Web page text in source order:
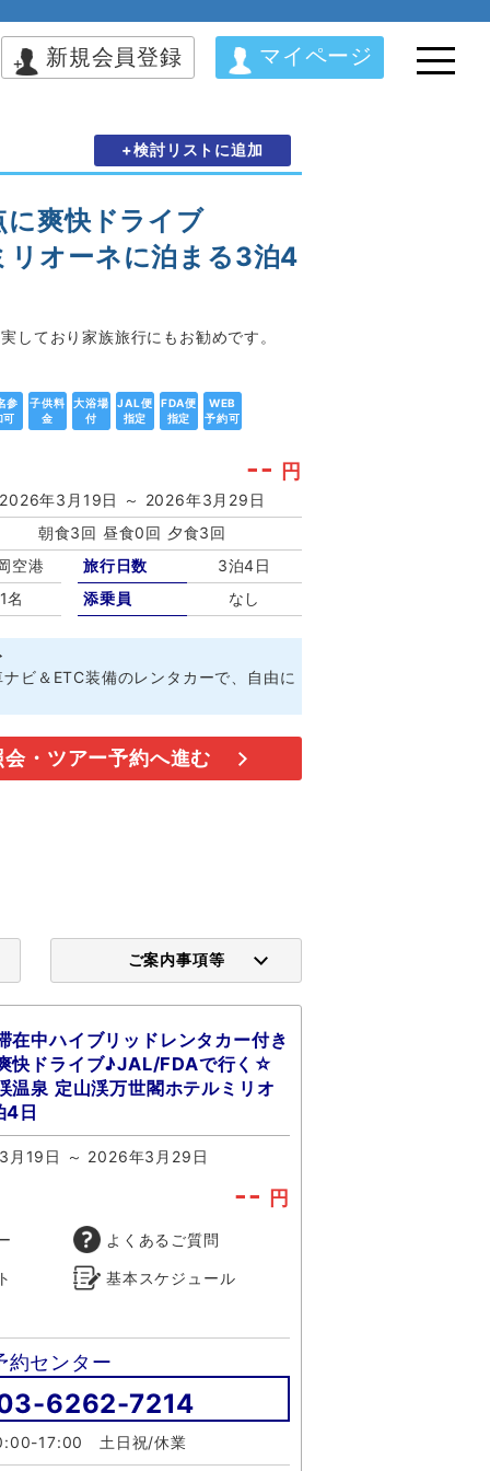
新規会員登録 マイページ
+検討リストに追加
に爽快ドライブ
オーネに泊まる3泊4
しており家族旅行にもお勧めです。
参
可
子供料
金
大浴場
付
JAL便
指定
FDA便
指定
WEB
予約可
-- 円
2026年3月19日 ～ 2026年3月29日
朝食3回 昼食0回 夕食3回
空港
1名
旅行日数
3泊4日
添乗員
なし
ビ＆ETC装備のレンタカーで、自由に
会・ツアー予約へ進む
ご案内事項等
在中ハイブリッドレンタカー付き
快ドライブ♪JAL/FDAで行く☆
温泉 定山渓万世閣ホテルミリオ
4日
月19日 ～ 2026年3月29日
-- 円
よくあるご質問
基本スケジュール
約センター
6262-7214
17:00 土日祝/休業